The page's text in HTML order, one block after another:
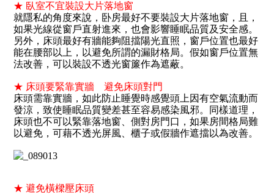
★ 臥室不宜裝設大片落地窗
就隱私的角度來說，卧房最好不要裝設大片落地窗，且，
如果光線從窗戶直射進來，也會影響睡眠品質及安全感。
另外，床頭最好有牆能夠阻擋陽光直照，窗戶位置也最好
能在腰部以上，以避免所謂的漏財格局。假如窗戶位置無
法改善，可以裝設不透光窗簾作為遮蔽。
★ 床頭要緊靠實牆 避免床頭對門
床頭需靠實牆，如此防止睡覺時感覺頭上因有空氣流動而
發涼，致使睡眠品質變差甚至容易感染風邪。同樣道理，
床頭也不可以緊靠落地窗、側對房門口，如果房間格局難
以避免，可藉不透光屏風、櫃子或假牆作遮擋以為改善。
★避免橫樑壓床頭